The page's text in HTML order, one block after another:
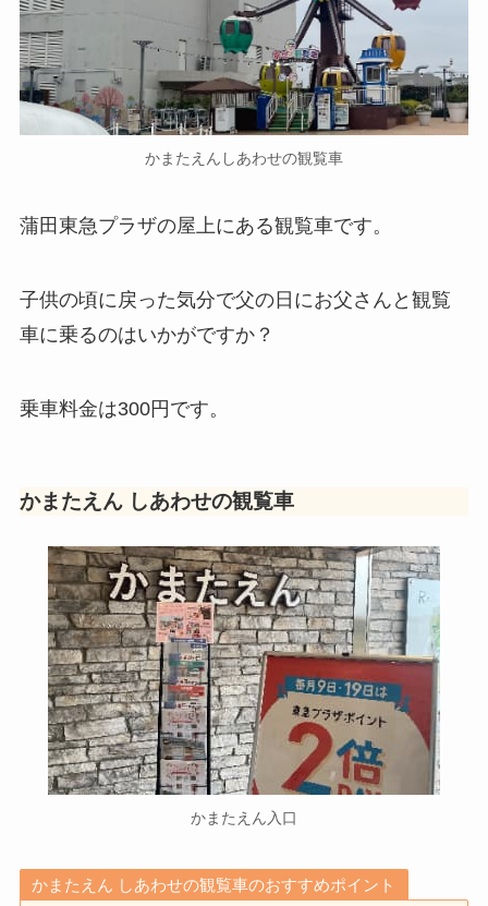
かまたえんしあわせの観覧車
蒲田東急プラザの屋上にある観覧車です。
子供の頃に戻った気分で父の日にお父さんと観覧
車に乗るのはいかがですか？
乗車料金は300円です。
かまたえん しあわせの観覧車
かまたえん入口
かまたえん しあわせの観覧車のおすすめポイント